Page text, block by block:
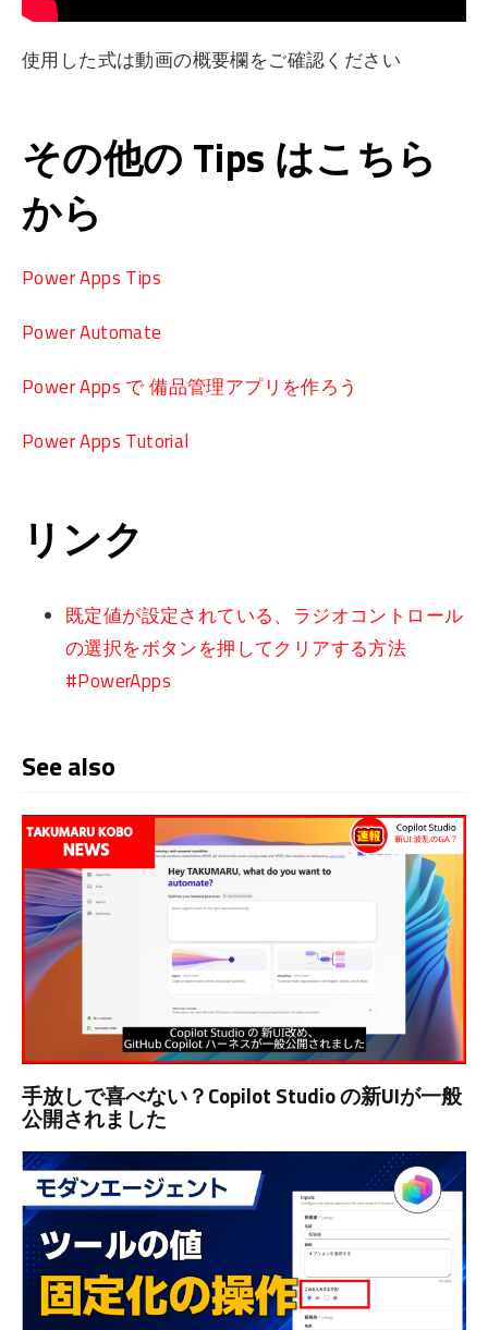
使用した式は動画の概要欄をご確認ください
その他の Tips はこちら
から
Power Apps Tips
Power Automate
Power Apps で 備品管理アプリを作ろう
Power Apps Tutorial
リンク
既定値が設定されている、ラジオコントロール
の選択をボタンを押してクリアする方法
#PowerApps
See also
手放しで喜べない？Copilot Studio の新UIが一般
公開されました